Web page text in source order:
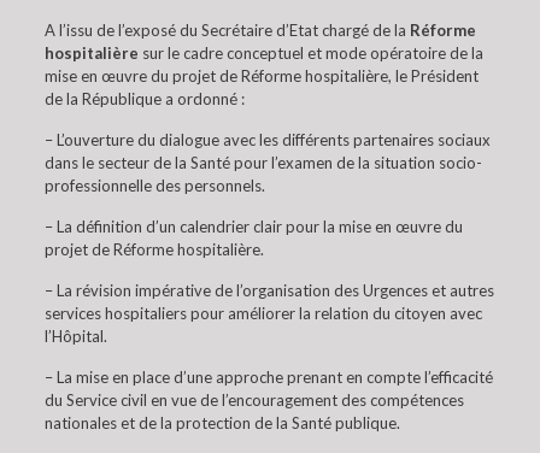
A l’issu de l’exposé du Secrétaire d’Etat chargé de la Réforme
hospitalière sur le cadre conceptuel et mode opératoire de la
mise en œuvre du projet de Réforme hospitalière, le Président
de la République a ordonné :
– L’ouverture du dialogue avec les différents partenaires sociaux
dans le secteur de la Santé pour l’examen de la situation socio-
professionnelle des personnels.
– La définition d’un calendrier clair pour la mise en œuvre du
projet de Réforme hospitalière.
– La révision impérative de l’organisation des Urgences et autres
services hospitaliers pour améliorer la relation du citoyen avec
l’Hôpital.
– La mise en place d’une approche prenant en compte l’efficacité
du Service civil en vue de l’encouragement des compétences
nationales et de la protection de la Santé publique.